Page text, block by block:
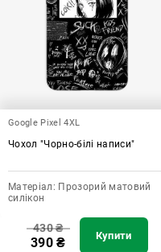
Google Pixel 4XL
Чохол "Чорно-білі написи"
Матеріал: Прозорий матовий
силікон
430₴
390₴ Купити